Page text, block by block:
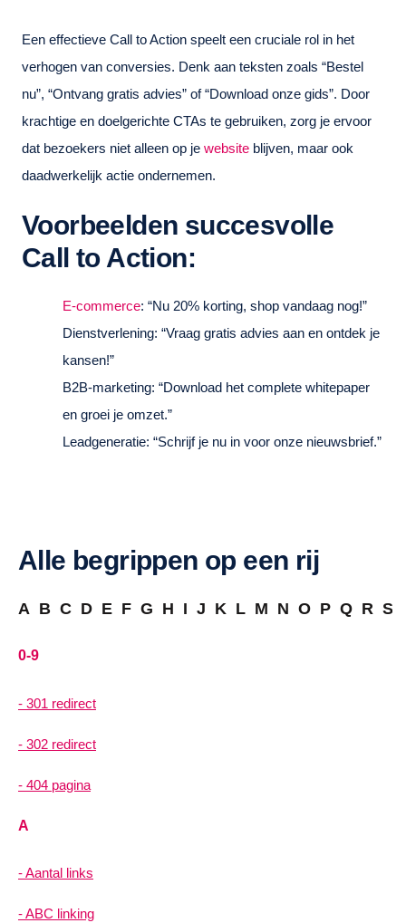
Een effectieve Call to Action speelt een cruciale rol in het
verhogen van conversies. Denk aan teksten zoals “Bestel
nu”, “Ontvang gratis advies” of “Download onze gids”. Door
krachtige en doelgerichte CTAs te gebruiken, zorg je ervoor
dat bezoekers niet alleen op je website blijven, maar ook
daadwerkelijk actie ondernemen.
Voorbeelden succesvolle
Call to Action:
E-commerce: “Nu 20% korting, shop vandaag nog!”
Dienstverlening: “Vraag gratis advies aan en ontdek je
kansen!”
B2B-marketing: “Download het complete whitepaper
en groei je omzet.”
Leadgeneratie: “Schrijf je nu in voor onze nieuwsbrief.”
Alle begrippen op een rij
A B C D E F G H I J K L M N O P Q R S
0-9
301 redirect
302 redirect
404 pagina
A
Aantal links
ABC linking